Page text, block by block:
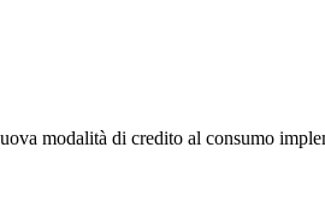
modalità di credito al consumo